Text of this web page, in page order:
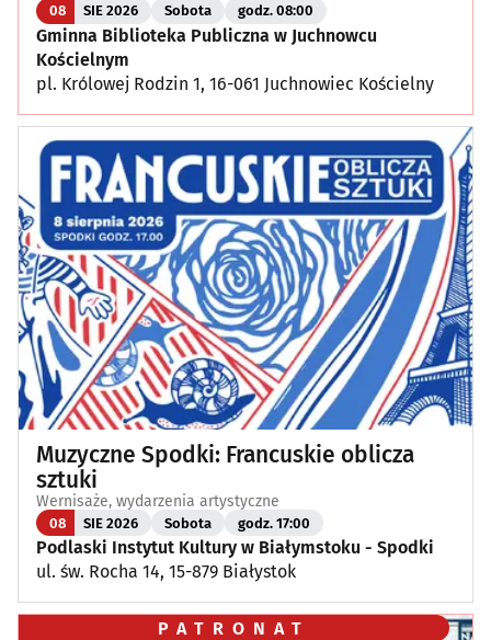
08 SIE 2026 Sobota godz. 08:00
Gminna Biblioteka Publiczna w Juchnowcu
Kościelnym
pl. Królowej Rodzin 1, 16-061 Juchnowiec Kościelny
Muzyczne Spodki: Francuskie oblicza
sztuki
Wernisaże, wydarzenia artystyczne
08 SIE 2026 Sobota godz. 17:00
Podlaski Instytut Kultury w Białymstoku - Spodki
ul. św. Rocha 14, 15-879 Białystok
PATRONAT